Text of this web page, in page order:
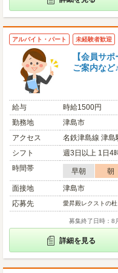
アルバイト・パート 未経験者歓迎
【会員サ
ご案内な
給与
時給1500円
勤務地
津島市
アクセス
名鉄津島線 津島
シフト
週3日以上 1日4
時間帯
早朝 朝
面接地
津島市
応募先
愛昇殿レクストの
募集終了日時：8
詳細を見る